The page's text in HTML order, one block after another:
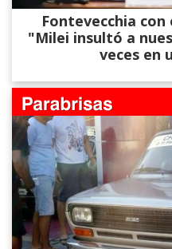
Fontevecchia
"Milei insultó a
veces en